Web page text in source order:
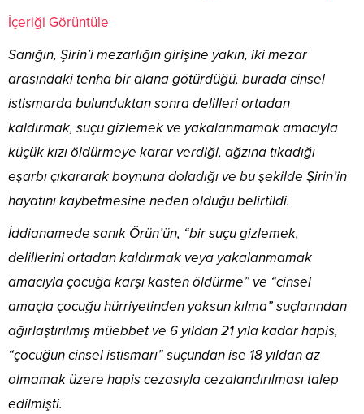
İçeriği Görüntüle
Sanığın, Şirin’i mezarlığın girişine yakın, iki mezar
arasındaki tenha bir alana götürdüğü, burada cinsel
istismarda bulunduktan sonra delilleri ortadan
kaldırmak, suçu gizlemek ve yakalanmamak amacıyla
küçük kızı öldürmeye karar verdiği, ağzına tıkadığı
eşarbı çıkararak boynuna doladığı ve bu şekilde Şirin’in
hayatını kaybetmesine neden olduğu belirtildi.
İddianamede sanık Örün’ün, “bir suçu gizlemek,
delillerini ortadan kaldırmak veya yakalanmamak
amacıyla çocuğa karşı kasten öldürme” ve “cinsel
amaçla çocuğu hürriyetinden yoksun kılma” suçlarından
ağırlaştırılmış müebbet ve 6 yıldan 21 yıla kadar hapis,
“çocuğun cinsel istismarı” suçundan ise 18 yıldan az
olmamak üzere hapis cezasıyla cezalandırılması talep
edilmişti.